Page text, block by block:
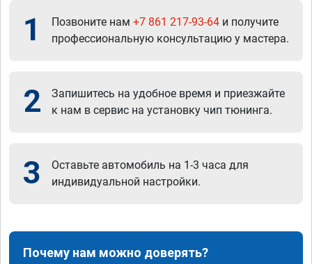
1 Позвоните нам +7 861 217-93-64 и получите
профессиональную консультацию у мастера.
2
Запишитесь на удобное время и приезжайте
к нам в сервис на установку чип тюнинга.
3
Оставьте автомобиль на 1-3 часа для
индивидуальной настройки.
Почему нам можно доверять?